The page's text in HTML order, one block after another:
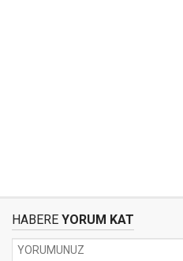
HABERE YORUM KAT